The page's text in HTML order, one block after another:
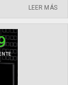
LEER MÁS